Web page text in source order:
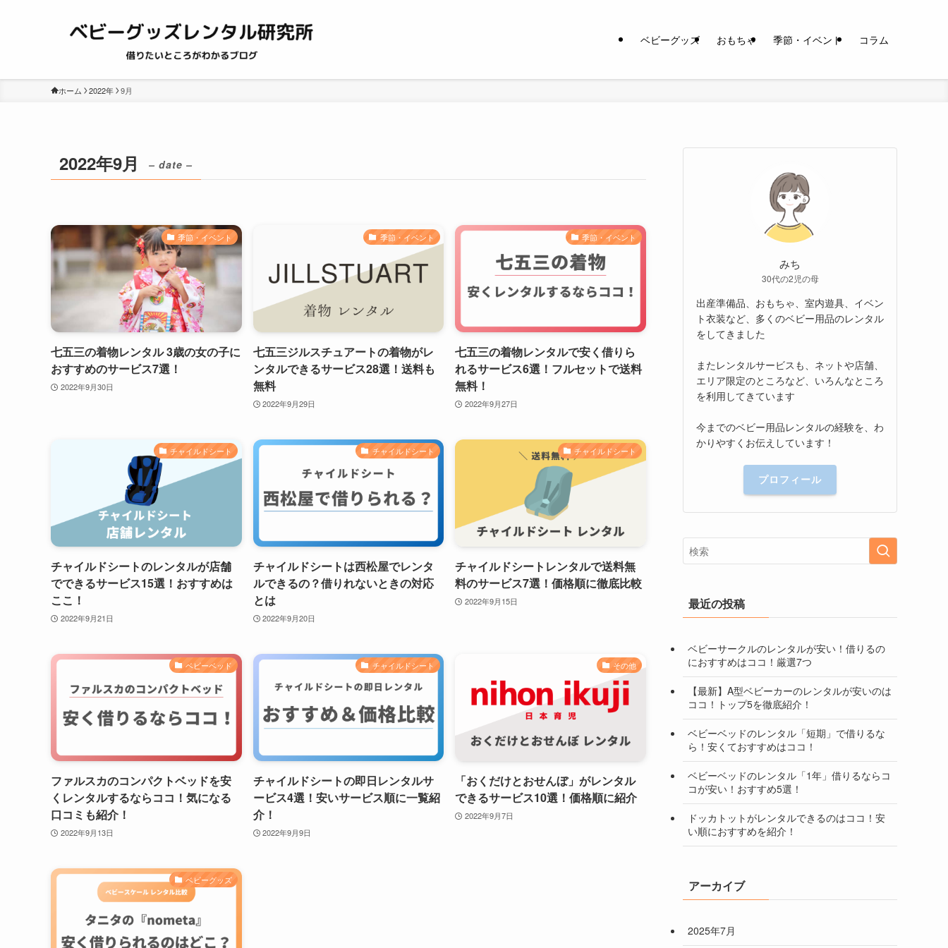
ベビーグッズ おもちゃ 季節・イベント コラム
ホーム 2022年 9月
2022年9月 – date –
季節・イベント
七五三の着物レンタル 3歳の女の子に
おすすめのサービス7選！
2022年9月30日
季節・イベント
七五三ジルスチュアートの着物がレ
ンタルできるサービス28選！送料も
無料
2022年9月29日
季節・イベント
七五三の着物レンタルで安く借りら
れるサービス6選！フルセットで送料
無料！
2022年9月27日
チャイルドシート
チャイルドシートのレンタルが店舗
でできるサービス15選！おすすめは
ここ！
2022年9月21日
チャイルドシート
チャイルドシートは西松屋でレンタ
ルできるの？借りれないときの対応
とは
2022年9月20日
チャイルドシート
チャイルドシートレンタルで送料無
料のサービス7選！価格順に徹底比較
2022年9月15日
ベビーベッド
ファルスカのコンパクトベッドを安
くレンタルするならココ！気になる
口コミも紹介！
2022年9月13日
チャイルドシート
チャイルドシートの即日レンタルサ
ービス4選！安いサービス順に一覧紹
介！
2022年9月9日
その他
「おくだけとおせんぼ」がレンタル
できるサービス10選！価格順に紹介
2022年9月7日
ベビーグッズ
みち
30代の2児の母
出産準備品、おもちゃ、室内遊具、イベン
ト衣装など、多くのベビー用品のレンタル
をしてきました
またレンタルサービスも、ネットや店舗、
エリア限定のところなど、いろんなところ
を利用してきています
今までのベビー用品レンタルの経験を、わ
かりやすくお伝えしています！
プロフィール
最近の投稿
ベビーサークルのレンタルが安い！借りるの
におすすめはココ！厳選7つ
【最新】A型ベビーカーのレンタルが安いのは
ココ！トップ5を徹底紹介！
ベビーベッドのレンタル「短期」で借りるな
ら！安くておすすめはココ！
ベビーベッドのレンタル「1年」借りるならコ
コが安い！おすすめ5選！
ドッカトットがレンタルできるのはココ！安
い順におすすめを紹介！
アーカイブ
2025年7月